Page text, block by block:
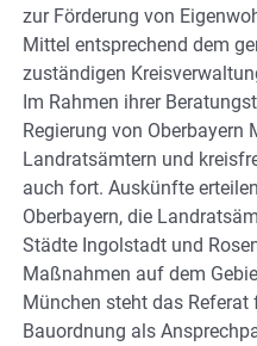
zur Förderung von
Mittel entsprechend dem
zuständigen
Im Rahmen ihrer
Regierung von Oberbayern
Landratsämtern und
auch fort. Auskünfte
Oberbayern, die
Städte Ingolstadt und
Maßnahmen auf dem
München steht das
Bauordnung als